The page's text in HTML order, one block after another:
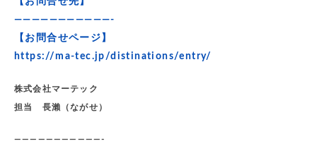
———————————-
【お問合せページ】
https://ma-tec.jp/distinations/entry/
株式会社マーテック
担当 長瀨（ながせ）
———————————-